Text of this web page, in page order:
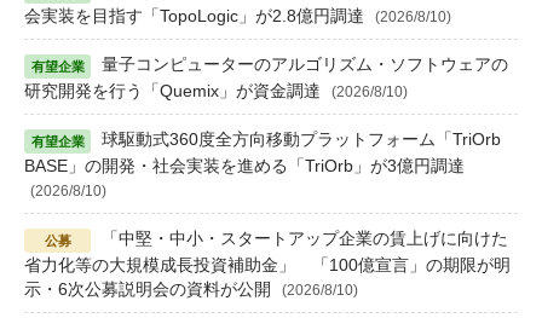
会実装を目指す「TopoLogic」が2.8億円調達
(2026/8/10)
量子コンピューターのアルゴリズム・ソフトウェアの
研究開発を行う「Quemix」が資金調達
(2026/8/10)
球駆動式360度全方向移動プラットフォーム「TriOrb
BASE」の開発・社会実装を進める「TriOrb」が3億円調達
(2026/8/10)
「中堅・中小・スタートアップ企業の賃上げに向けた
省力化等の大規模成長投資補助金」 「100億宣言」の期限が明
示・6次公募説明会の資料が公開
(2026/8/10)